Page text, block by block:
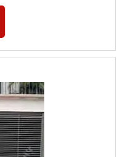
industriais.
qualidade e
portas corta-
em